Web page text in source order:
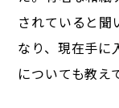
されていると聞
なり、現在手に
についても教え